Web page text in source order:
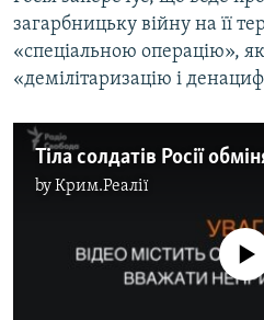
загарбницьку війну на її
«спеціальною операцію»,
«демілітаризацію і
byКрим.Реалії
No media source